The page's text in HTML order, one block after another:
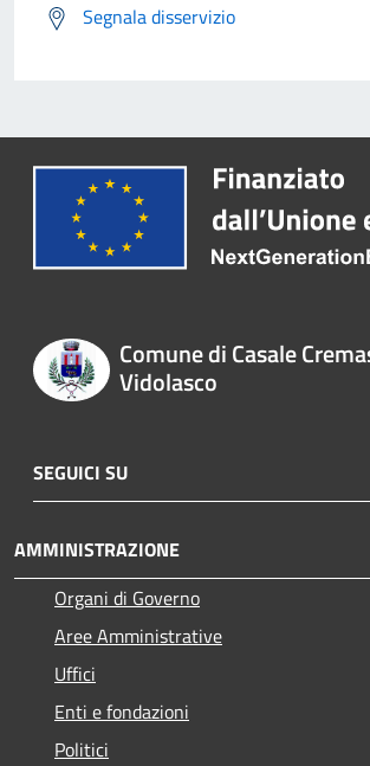
Segnala disservizio
Comune di Casale
Vidolasco
SEGUICI SU
AMMINISTRAZIONE
Organi di Governo
Aree Amministrative
Uffici
Enti e fondazioni
Politici